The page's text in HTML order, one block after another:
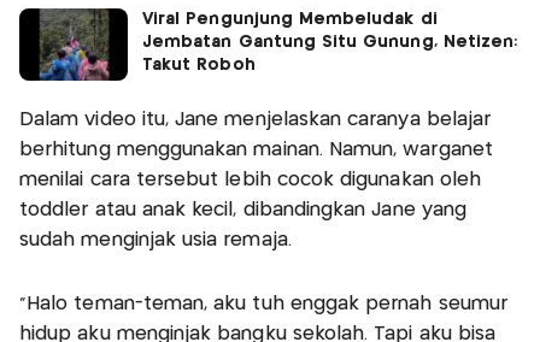
Viral Pengunjung Membeludak di
Jembatan Gantung Situ Gunung, Netizen:
Takut Roboh
Dalam video itu, Jane menjelaskan caranya belajar
berhitung menggunakan mainan. Namun, warganet
menilai cara tersebut lebih cocok digunakan oleh
toddler atau anak kecil, dibandingkan Jane yang
sudah menginjak usia remaja.
“Halo teman-teman, aku tuh enggak pernah seumur
hidup aku menginjak bangku sekolah. Tapi aku bisa